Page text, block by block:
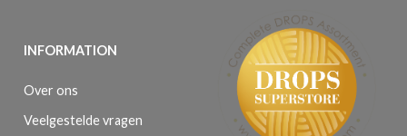
INFORMATION
Over ons
Veelgestelde vragen